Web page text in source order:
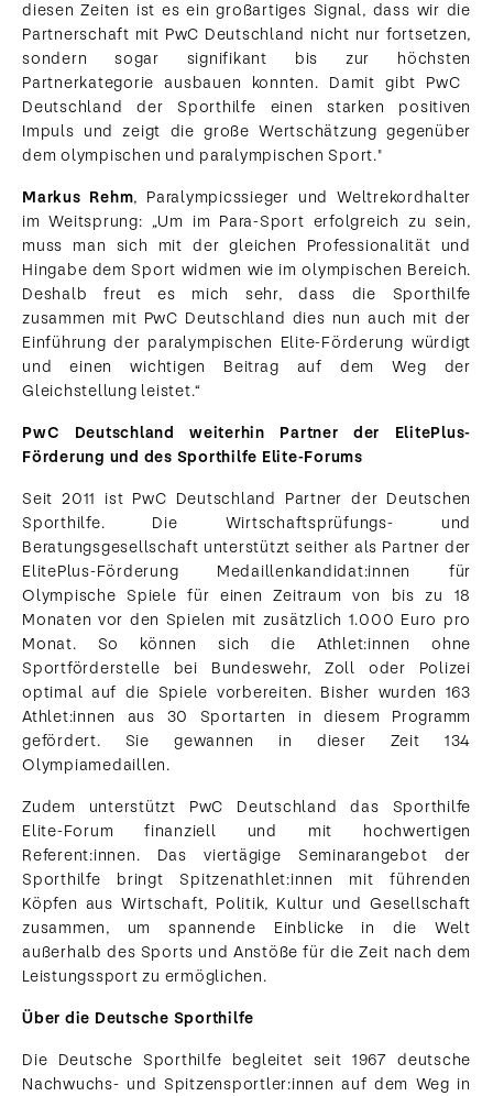
diesen Zeiten ist es ein großartiges Signal, dass wir die
Partnerschaft mit PwC ​Deutschland ​nicht nur fortsetzen,
sondern sogar signifikant bis zur höchsten
Partnerkategorie ausbauen konnten. Damit gibt PwC ​
Deutschland ​der Sporthilfe einen starken positiven
Impuls und zeigt die große Wertschätzung gegenüber
dem olympischen und paralympischen Sport."
Markus Rehm, Paralympicssieger und Weltrekordhalter
im Weitsprung: „Um im Para-Sport erfolgreich zu sein,
muss man sich mit der gleichen Professionalität und
Hingabe dem Sport widmen wie im olympischen Bereich.
Deshalb freut es mich sehr, dass die Sporthilfe
zusammen mit PwC​ Deutschland​ dies nun auch mit der
Einführung der paralympischen Elite-Förderung würdigt
und einen wichtigen Beitrag auf dem Weg der
Gleichstellung leistet.“
PwC Deutschland weiterhin Partner der ElitePlus-
Förderung und des Sporthilfe Elite-Forums
Seit 2011 ist PwC​ Deutschland​ Partner der Deutschen
Sporthilfe. Die Wirtschaftsprüfungs- und
Beratungsgesellschaft unterstützt seither als Partner der
ElitePlus-Förderung Medaillenkandidat:innen für
Olympische Spiele für einen Zeitraum von bis zu 18
Monaten vor den Spielen mit zusätzlich 1.000 Euro pro
Monat. So können sich die Athlet:innen ohne
Sportförderstelle bei Bundeswehr, Zoll oder Polizei
optimal auf die Spiele vorbereiten. Bisher wurden 163
Athlet:innen aus 30 Sportarten in diesem Programm
gefördert. Sie gewannen in dieser Zeit 134
Olympiamedaillen.
Zudem unterstützt PwC​ Deutschland​ das Sporthilfe
Elite-Forum finanziell und mit hochwertigen
Referent:innen. Das viertägige Seminarangebot der
Sporthilfe bringt Spitzenathlet:innen mit führenden
Köpfen aus Wirtschaft, Politik, Kultur und Gesellschaft
zusammen, um spannende Einblicke in die Welt
außerhalb des Sports und Anstöße für die Zeit nach dem
Leistungssport zu ermöglichen.
Über die Deutsche Sporthilfe
Die Deutsche Sporthilfe begleitet seit 1967 deutsche
Nachwuchs- und Spitzensportler:innen auf dem Weg in